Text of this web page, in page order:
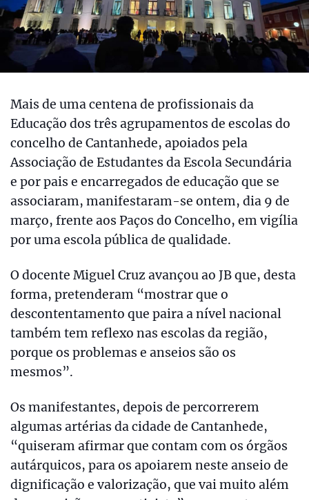
Mais de uma centena de profissionais da
Educação dos três agrupamentos de escolas do
concelho de Cantanhede, apoiados pela
Associação de Estudantes da Escola Secundária
e por pais e encarregados de educação que se
associaram, manifestaram-se ontem, dia 9 de
março, frente aos Paços do Concelho, em vigília
por uma escola pública de qualidade.
O docente Miguel Cruz avançou ao JB que, desta
forma, pretenderam “mostrar que o
descontentamento que paira a nível nacional
também tem reflexo nas escolas da região,
porque os problemas e anseios são os
mesmos”.
Os manifestantes, depois de percorrerem
algumas artérias da cidade de Cantanhede,
“quiseram afirmar que contam com os órgãos
autárquicos, para os apoiarem neste anseio de
dignificação e valorização, que vai muito além